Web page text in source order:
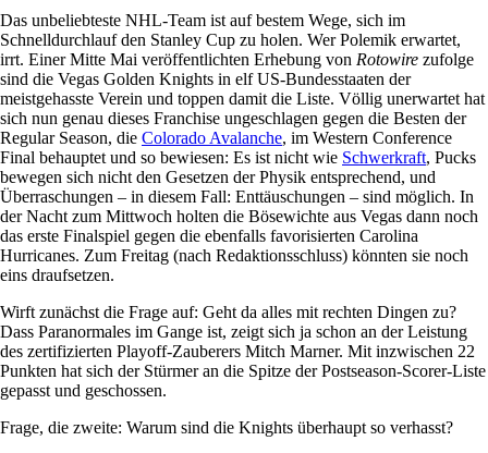
Das unbeliebteste NHL-Team ist auf bestem Wege, sich im
Schnelldurchlauf den Stanley Cup zu holen. Wer Polemik erwartet,
irrt. Einer Mitte Mai veröffentlichten Erhebung von Rotowire zufolge
sind die Vegas Golden Knights in elf US-Bundesstaaten der
meistgehasste Verein und toppen damit die Liste. Völlig unerwartet hat
sich nun genau dieses Franchise ungeschlagen gegen die Besten der
Regular Season, die Colorado Avalanche, im Western Conference
Final behauptet und so bewiesen: Es ist nicht wie Schwerkraft, Pucks
bewegen sich nicht den Gesetzen der Physik entsprechend, und
Überraschungen – in diesem Fall: Enttäuschungen – sind möglich. In
der Nacht zum Mittwoch holten die Bösewichte aus Vegas dann noch
das erste Finalspiel gegen die ebenfalls favorisierten Carolina
Hurricanes. Zum Freitag (nach Redaktionsschluss) könnten sie noch
eins draufsetzen.
Wirft zunächst die Frage auf: Geht da alles mit rechten Dingen zu?
Dass Paranormales im Gange ist, zeigt sich ja schon an der Leistung
des zertifizierten Playoff-Zauberers Mitch Marner. Mit inzwischen 22
Punkten hat sich der Stürmer an die Spitze der Postseason-­Scorer-Liste
gepasst und geschossen.
Frage, die zweite: Warum sind die Knights überhaupt so verhasst?